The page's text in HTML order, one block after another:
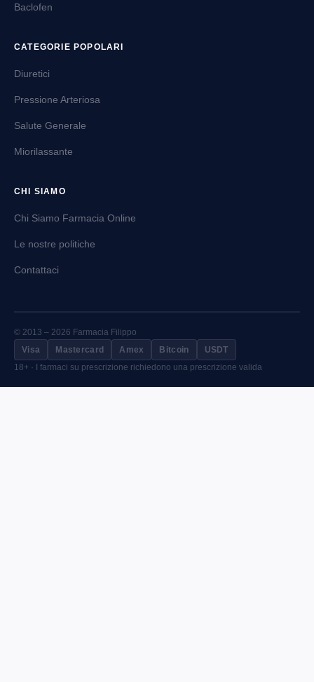
Baclofen
CATEGORIE POPOLARI
Diuretici
Pressione Arteriosa
Salute Generale
Miorilassante
CHI SIAMO
Chi Siamo Farmacia Online
Le nostre politiche
Contattaci
© 2013 – 2026 Farmacia Filippo
Visa
Mastercard Amex Bitcoin
USDT
18+ · I farmaci su prescrizione richiedono una prescrizione valida